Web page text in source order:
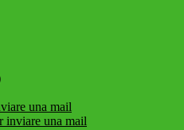
una mail
inviare una mail